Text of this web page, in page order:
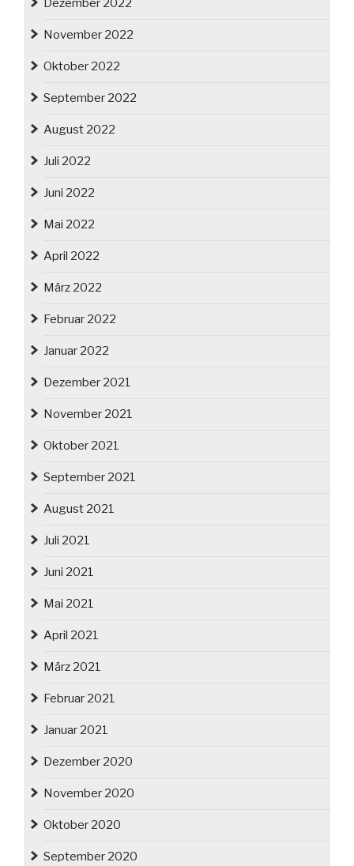
Dezember 2022
November 2022
Oktober 2022
September 2022
August 2022
Juli 2022
Juni 2022
Mai 2022
April 2022
März 2022
Februar 2022
Januar 2022
Dezember 2021
November 2021
Oktober 2021
September 2021
August 2021
Juli 2021
Juni 2021
Mai 2021
April 2021
März 2021
Februar 2021
Januar 2021
Dezember 2020
November 2020
Oktober 2020
September 2020